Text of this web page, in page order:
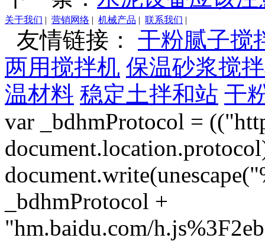
关于我们 | 营销网络 | 机械产品 | 联系我们 |
友情链接： 干粉腻子搅
两用搅拌机 保温砂浆搅
温材料 稳定土拌和站 干
var _bdhmProtocol =
_bdhmProtocol +
"hm.baidu.com/